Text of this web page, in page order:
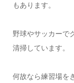
もあります。
野球やサッカーで
清掃しています。
何故なら練習場を